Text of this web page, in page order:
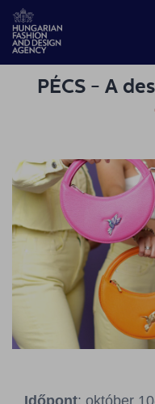
HFDA
Design
programok
Budapest
Select
Hírek
Pályázatok
PÉCS - A